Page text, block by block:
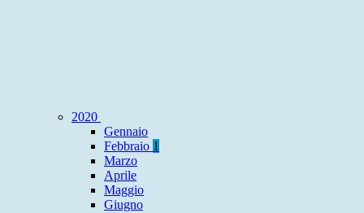
2020
Gennaio
Febbraio 1
Marzo
Aprile
Maggio
Giugno